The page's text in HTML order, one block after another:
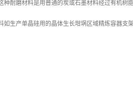
耐磨材料是用普通的炭或石墨材料经过有机树
生产单晶硅用的晶体生长坩埚区域精炼容器支